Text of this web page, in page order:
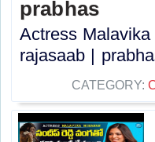
prabhas
Actress
rajasaab |
CATEGORY: